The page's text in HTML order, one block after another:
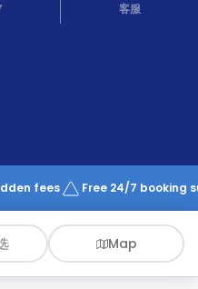
客服
fees Free 24/7 booking
Map